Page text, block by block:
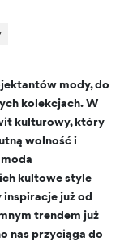
mody, do
kolekcjach. W
kulturowy, który
wolność i
kultowe style
inspiracje już od
trendem już
nas przyciąga do